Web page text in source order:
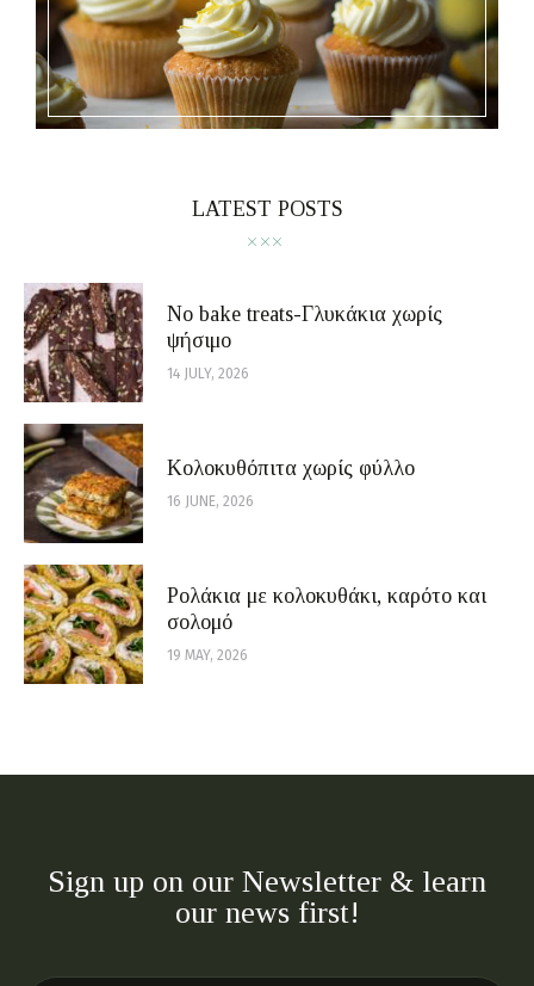
LATEST POSTS
No bake treats-Γλυκάκια χωρίς
ψήσιμο
14 JULY, 2026
Κολοκυθόπιτα χωρίς φύλλο
16 JUNE, 2026
Ρολάκια με κολοκυθάκι, καρότο και
σολομό
19 MAY, 2026
Sign up on our Newsletter & learn
our news first!